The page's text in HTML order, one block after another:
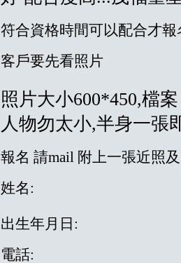
符合資格時間可以配合才報
客戶要先看照片
照片大小600*450,檔
人物勿太小,半身一張
報名 請mail 附上一張近照
姓名:
出生年月日:
電話: